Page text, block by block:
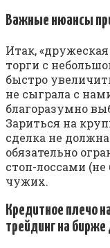
Важные нюансы
Итак,
торги с
быстро
не сыграла с
благоразумно
Зариться на
сделка не
обязательно
стоп-лоссами (не
чужих.
Кредитное плечо
трейдинг на